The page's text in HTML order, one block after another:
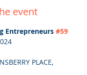
event
Entrepreneurs #59
PLACE,